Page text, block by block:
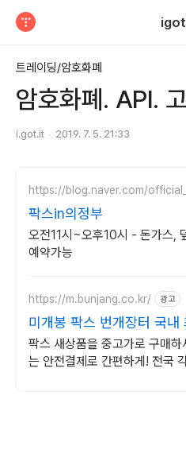
트레이딩/암호화폐
암호화폐. API.
i.got.it 2019. 7. 5. 21:33
https://blog.naver.com/
팍스in의정부
오전11시~오후10시 - 돈가스,
예약가능
https://m.bunjang.co.kr/ 광고
미개봉 팍스 번개장터 국내
드 중고거래
팍스 새상품을 중고가로 구매하
는 안전결제로 간편하게! 전국